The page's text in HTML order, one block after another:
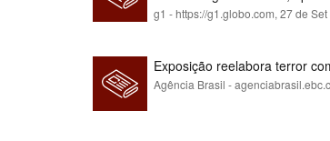
g1 - https://g1.globo.com, 27 de
Exposição reelabora terror
Agência Brasil -